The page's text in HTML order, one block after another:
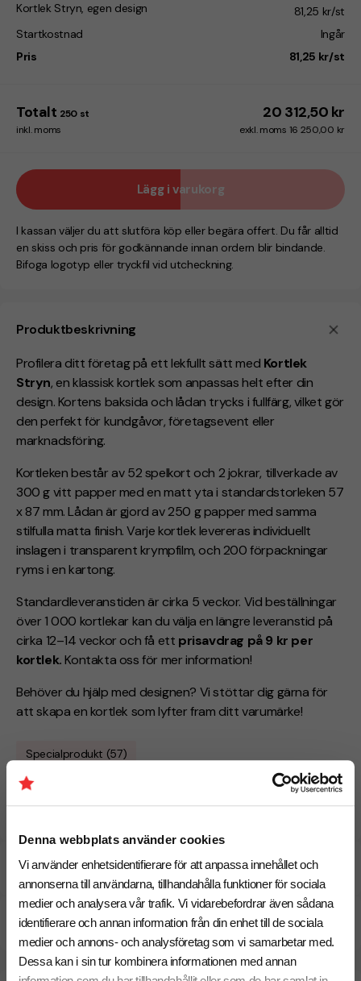
Denna webbplats använder cookies
Vi använder enhetsidentifierare för att anpassa innehållet och
annonserna till användarna, tillhandahålla funktioner för sociala
medier och analysera vår trafik. Vi vidarebefordrar även sådana
identifierare och annan information från din enhet till de sociala
medier och annons- och analysföretag som vi samarbetar med.
Dessa kan i sin tur kombinera informationen med annan
Produktbeskrivning
Profilera ditt företag på ett lekfullt sätt med Kortlek
Stryn, en klassisk kortlek som anpassas helt efter din
design. Kortens baksida och lådan trycks i fullfärg, vilket gör
den perfekt för kundgåvor, företagsevent eller
marknadsföring.
Kortleken består av 52 spelkort och 2 jokrar, tillverkade av
300 g vitt papper med en matt yta i standardstorleken 57
x 87 mm. Lådan är gjord av 250 g papper med samma
stilfulla matta finish. Varje kortlek levereras individuellt
inslagen i transparent krympfilm, och 200 förpackningar
ryms i en kartong.
Standardleveranstiden är cirka 5 veckor. Vid beställningar
över 1 000 kortlekar kan du välja en längre leveranstid på
cirka 12–14 veckor och få ett prisavdrag på 9 kr per
kortlek.Kontakta oss för mer information!
Behöver du hjälp med designen? Vi stöttar dig gärna för
att skapa en kortlek som lyfter fram ditt varumärke!
Specialprodukt (57)
Specifikationer
Pristabell
Kortlek Stryn, egen design
81,25 kr/st
Startkostnad
Ingår
Pris
81,25 kr/st
Totalt 250 st 20 312,50 kr
inkl. moms exkl. moms 16 250,00 kr
Lägg i varukorg
I kassan väljer du att slutföra köp eller begära offert. Du får alltid
en skiss och pris för godkännande innan ordern blir bindande.
Bifoga logotyp eller tryckfil vid utcheckning.